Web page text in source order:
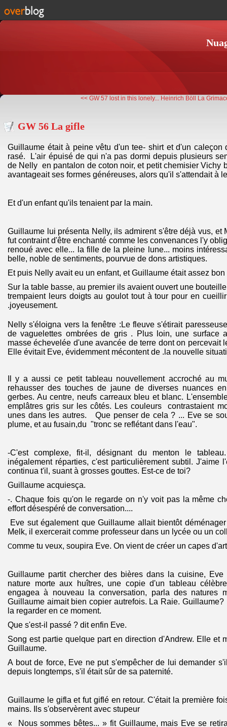
<< GW 57 lost in this lonely... Heinrich Böll La
GW 56 La gifle
Guillaume était à peine vêtu d'un tee- shirt et d'un caleçon
rasé. L'air épuisé de qui n'a pas dormi depuis plusieurs
de Nelly en pantalon de coton noir, et petit chemisier Vichy
avantageait ses formes généreuses, alors qu'il s'attendait à
Et d'un enfant qu'ils tenaient par la main.
Guillaume lui présenta Nelly, ils admirent s'être déjà vus, et
fut contraint d'être enchanté comme les convenances l'y
renoué avec elle... la fille de la pleine lune... moins
belle, noble de sentiments, pourvue de dons artistiques.
Et puis Nelly avait eu un enfant, et Guillaume était assez
Sur la table basse, au premier ils avaient ouvert une
trempaient leurs doigts au goulot tout à tour pour en
.joyeusement.
Nelly s'éloigna vers la fenêtre :Le fleuve s'étirait
de vaguelettes ombrées de gris . Plus loin, une surface
masse échevelée d'une avancée de terre dont on percevait
Elle évitait Eve, évidemment mécontent de .la nouvelle
Il y a aussi ce petit tableau nouvellement accroché au
rehausser des touches de jaune de diverses nuances
gerbes. Au centre, neufs carreaux bleu et blanc.
emplâtres gris sur les côtés. Les couleurs contrastaient
unes dans les autres. Que penser de cela ? ... Eve se
plume, et au fusain,du "tronc se reflétant dans l'eau".
-C'est complexe, fit-il, désignant du menton le
inégalement réparties, c'est particulièrement subtil. J'aime
continua t'il, suant à grosses gouttes. Est-ce de toi?
Guillaume acquiesça.
-. Chaque fois qu'on le regarde on n'y voit pas la même
effort désespéré de conversation....
Eve sut également que Guillaume allait bientôt
Melk, il exercerait comme professeur dans un lycée ou un
Comme tu veux, soupira Eve. On vient de créer un capes
Guillaume partit chercher des bières dans la cuisine,
nature morte aux huîtres, une copie d'un tableau
engagea à nouveau la conversation, parla des natures
Guillaume aimait bien copier autrefois. La Raie.
la regarder en ce moment.
Que s'est-il passé ? dit enfin Eve.
Song est partie quelque part en direction d'Andrew. Elle et
Guillaume.
A bout de force, Eve ne put s'empêcher de lui demander
depuis longtemps, s'il était sûr de sa paternité.
Guillaume le gifla et fut giflé en retour. C'était la première
mains. Ils s'observèrent avec stupeur
« Nous sommes bêtes... » fit Guillaume, mais Eve se